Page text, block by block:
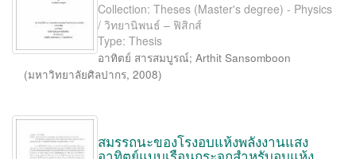
Collection: Theses (Master's degree) - Physics
/ วิทยานิพนธ์ – ฟิสิกส์
Type: Thesis
อาทิตย์ สารสมบูรณ์; Arthit Sansomboon
(มหาวิทยาลัยศิลปากร, 2008)
สมรรถนะของโรงอบแห้งพลังงานแสง